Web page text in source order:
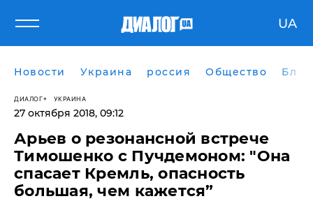
UA
Новости Украина россия Общество
ДИАЛОГ УКРАИНА
27 октября 2018, 09:12
Арьев о резонансной встрече
Тимошенко с Пучдемоном: "Она
спасает Кремль, опасность
большая, чем кажется”